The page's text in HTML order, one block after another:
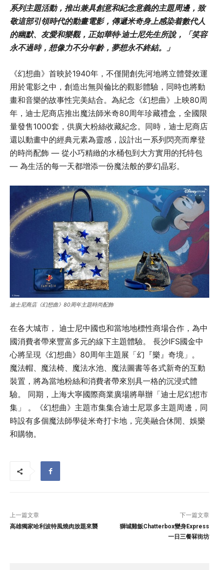
系列主題活動，推出兼具創意和紀念意義的主題周邊，致
敬這部引領時代的動畫電影，傳遞米奇身上感染着數代人
的幽默、友愛和樂觀，正如華特∙迪士尼先生所說，「笑容
永不過時，想像力不分年齡，夢想永不終結。」
《幻想曲》首映於1940年，不僅開創先河地將立體聲效運
用於電影之中，創造出無與倫比的觀影體驗，同時也將動
畫和音樂的故事性完美結合。為紀念《幻想曲》上映80周
年，迪士尼商店推出魔法師米奇80周年珍藏禮盒，全國限
量發售1000套，供廣大粉絲收藏紀念。同時，迪士尼商店
還以動畫中的經典元素為靈感，設計出一系列閃亮而摩登
的時尚配飾 — 從小巧精緻的水桶包到大方實用的托特包
— 為生活的每一天都增添一份魔法般的夢幻晶彩。
迪士尼商店《幻想曲》80周年主題時尚配飾
在各大城市， 迪士尼中國也和當地地標性商場合作，為中
國消費者帶來豐富多元的線下主題體驗。 長沙IFS國金中
心將呈現《幻想曲》80周年主題展「幻『樂』奇境」。
魔法帽、魔法椅、魔法水池、魔法圖書等各式新奇的互動
裝置，將為當地粉絲和消費者帶來別具一格的沉浸式體
驗。 同期，上海大寧國際商業廣場將舉辦「迪士尼幻想市
集」 。《幻想曲》主題市集集合迪士尼眾多主題周邊，同
時設有多個魔法師學徒米奇打卡地，完美融合休閒、娛樂
和購物。
上一篇文章
高雄獨家哈利波特風燒肉放題來襲
下一篇文章
獅城雞飯Chatterbox變身Express
一日三餐冧街坊